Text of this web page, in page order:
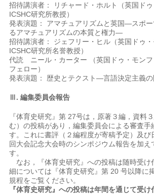
招待講演者： リチャード・ホルト（英国ド
ICSHC研究所教授）
発表演題： アマチュアリズムと英国―スポ
るアマチュアリズムの本質と権力―
招待講演者： ジェフリー・ヒル（英国ドゥ
ICSHC研究所名誉教授）
代読 ニール・カーター （英国ドゥ・モン
フェロー）
発表演題： 歴史とテクスト―言語決定主義
Ⅲ. 編集委員会報告
『体育史研究』第 27号は，原著３編，資料
む）の投稿があり，編集委員会による審査手
す。これに書評（２編程度が寄稿予定）及び
回大会記念大会時のシンポジウム報告を加え
す。
なお，『体育史研究』への投稿は随時受け
細については『体育史研究』第 20 号以降に
規程をご覧ください。
『体育史研究』への投稿は年間を通じて受